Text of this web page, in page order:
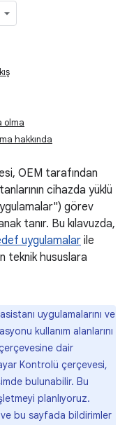
olma
hakkında
OEM tarafından
cihazda yüklü
görev
tanır. Bu kılavuzda,
uygulamalar ile
teknik hususlara
uygulamalarını ve
kullanım alanlarını
dair
Kontrolü çerçevesi,
bulunabilir. Bu
planlıyoruz.
bu sayfada bildirimler